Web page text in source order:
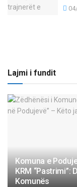
Lajmi i fundit
Komuna e
KRM “Pastrimi”:
Komunës